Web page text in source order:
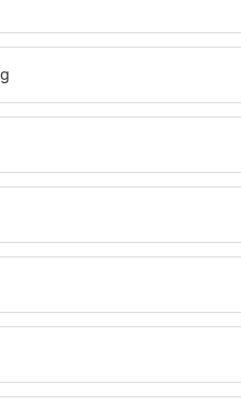
Milhac – beste
Umfassender Service und
wichtigsten Bedingungen,
muss. Die besten Hotels
einen hervorragenden
Annehmlichkeiten.
Standard bieten eine
wichtigsten
kostenlosen Parkplätze
auswählen, das ihren
hohem Standard umfasst
SPA oder Fitnesszone und
Unterkünfte Milhac sind
Familien sowie Personen,
Schulungen für ihre